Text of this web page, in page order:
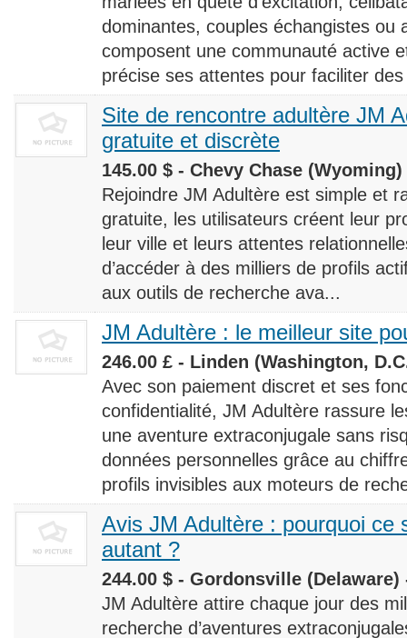
dominantes, couples échangistes ou
composent une communauté active
précise ses attentes pour faciliter
Site de rencontre adultère JM
gratuite et discrète
145.00 $ - Chevy Chase (Wyoming)
Rejoindre JM Adultère est simple et
gratuite, les utilisateurs créent leur
leur ville et leurs attentes
d’accéder à des milliers de profils
aux outils de recherche ava...
JM Adultère : le meilleur site
246.00 £ - Linden (Washington,
Avec son paiement discret et ses
confidentialité, JM Adultère rassure
une aventure extraconjugale sans
données personnelles grâce au
profils invisibles aux moteurs de
Avis JM Adultère : pourquoi ce
autant ?
244.00 $ - Gordonsville (Delaware)
JM Adultère attire chaque jour des
recherche d’aventures